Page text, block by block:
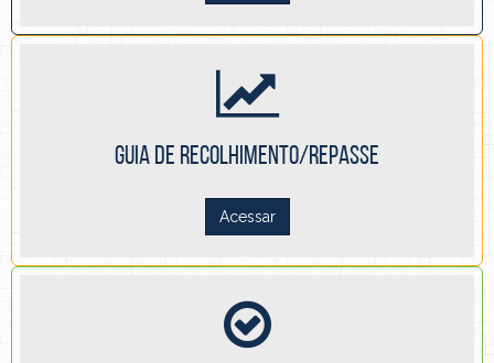
GUIA DE RECOLHIMENTO/REPASSE
Acessar